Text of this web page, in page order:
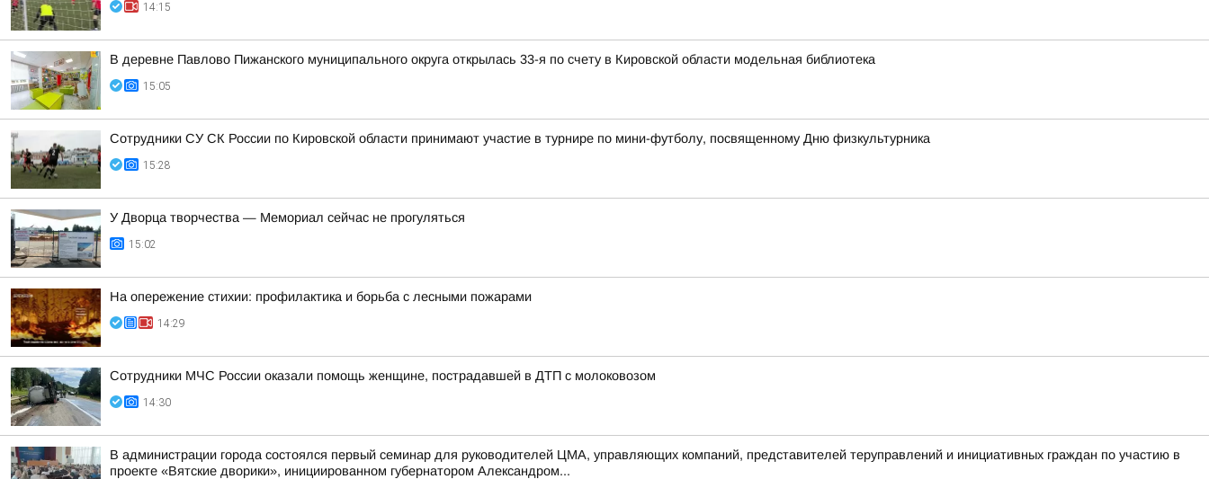
14:15
В деревне Павлово Пижанского муниципального округа открылась 33-я по счету в Кировской области модельная библиотека
15:05
Сотрудники СУ СК России по Кировской области принимают участие в турнире по мини-футболу, посвященному Дню физкультурника
15:28
У Дворца творчества — Мемориал сейчас не прогуляться
15:02
На опережение стихии: профилактика и борьба с лесными пожарами
14:29
Сотрудники МЧС России оказали помощь женщине, пострадавшей в ДТП с молоковозом
14:30
В администрации города состоялся первый семинар для руководителей ЦМА, управляющих компаний, представителей теруправлений и инициативных граждан по участию в
проекте «Вятские дворики», инициированном губернатором Александром...